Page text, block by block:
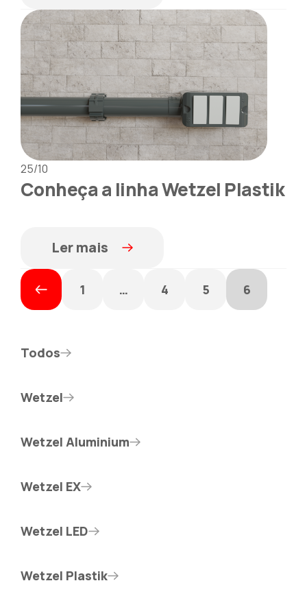
Todos
Wetzel
Wetzel Aluminium
Wetzel EX
Wetzel LED
Wetzel Plastik
25/10
Conheça a linha Wetzel Plastik
Ler mais
1 … 4 5 6